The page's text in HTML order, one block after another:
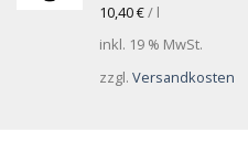
10,40€/ l
inkl. 19 % MwSt.
zzgl. Versandkosten